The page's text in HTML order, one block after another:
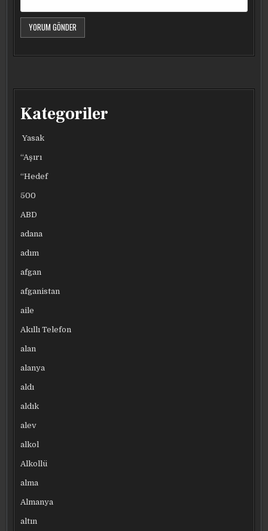
Kategoriler
Yasak
“Aşırı
“Hedef
500
ABD
adana
adım
afgan
afganistan
aile
Akıllı Telefon
alan
alanya
aldı
aldık
alev
alkol
Alkollü
alma
Almanya
altın